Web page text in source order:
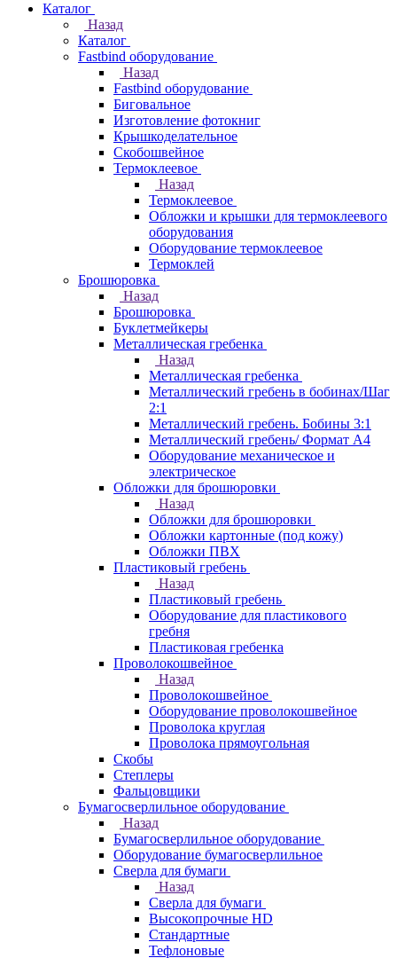
Каталог
Назад
Каталог
Fastbind оборудование
Назад
Fastbind оборудование
Биговальное
Изготовление фотокниг
Крышкоделательное
Скобошвейное
Термоклеевое
Назад
Термоклеевое
Обложки и крышки для термоклеевого
оборудования
Оборудование термоклеевое
Термоклей
Брошюровка
Назад
Брошюровка
Буклетмейкеры
Металлическая гребенка
Назад
Металлическая гребенка
Металлический гребень в бобинах/Шаг
2:1
Металлический гребень. Бобины 3:1
Металлический гребень/ Формат А4
Оборудование механическое и
электрическое
Обложки для брошюровки
Назад
Обложки для брошюровки
Обложки картонные (под кожу)
Обложки ПВХ
Пластиковый гребень
Назад
Пластиковый гребень
Оборудование для пластикового
гребня
Пластиковая гребенка
Проволокошвейное
Назад
Проволокошвейное
Оборудование проволокошвейное
Проволока круглая
Проволока прямоугольная
Скобы
Степлеры
Фальцовщики
Бумагосверлильное оборудование
Назад
Бумагосверлильное оборудование
Оборудование бумагосверлильное
Сверла для бумаги
Назад
Сверла для бумаги
Высокопрочные HD
Стандартные
Тефлоновые